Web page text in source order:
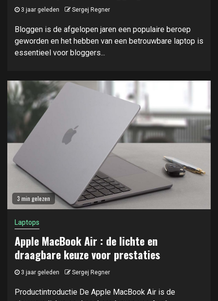
3 jaar geleden Sergej Regner
Bloggen is de afgelopen jaren een populaire beroep
geworden en het hebben van een betrouwbare laptop is
essentieel voor bloggers...
3 min gelezen
Laptops
Apple MacBook Air : de lichte en
draagbare keuze voor prestaties
3 jaar geleden Sergej Regner
Productintroductie De Apple MacBook Air is de